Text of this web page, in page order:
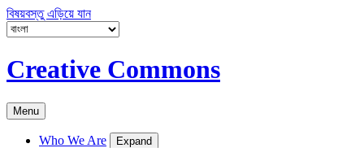
বিষয়বস্তু এড়িয়ে যান
Creative Commons
Menu
Who We Are Expand